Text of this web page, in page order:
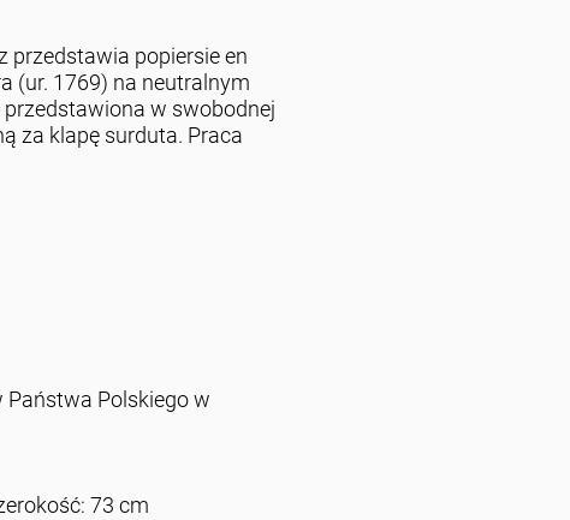
przedstawia popiersie en
(ur. 1769) na neutralnym
w swobodnej
za klapę surduta. Praca
Polskiego w
73 cm